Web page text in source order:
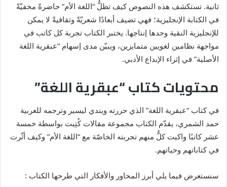
ثانية. تستكشف هذه النصوص كيف تظلُّ “اللغة الأم” حاضرةً مخفيّةً
في الكتابة الإنجليزية؛ فهي تضيف أبعادًا شعريّةً وثقافيةً لا يمكن
للإنجليزية النقية وحدها إنتاجها. يختبر الكتاب تجربة كل كاتب في
مواجهة نظامين لغويين متمايزين، ويبيّن مدى إسهام “عبقرية اللغة
الأصلية” في إثراء الإبداع الأدبي.
محتويات كتاب “عبقرية اللغة”
في كتاب “عبقرية اللغة” الذي حررته ويندي ليسير وترجمه للعربية
حمد الشمري، يقدّم الكتاب مجموعة مقالات كُتِبت بواسطة خمسة
عشر كاتبًا واكبت كلٌّ منهم تجربته الخاصّة مع “اللغة الأم” وكيف أثّرت
في كتاباتهم وحياتهم.
سنستعرض فيما يلي أبرز المحاور والأفكار التي طرحها الكتاب :